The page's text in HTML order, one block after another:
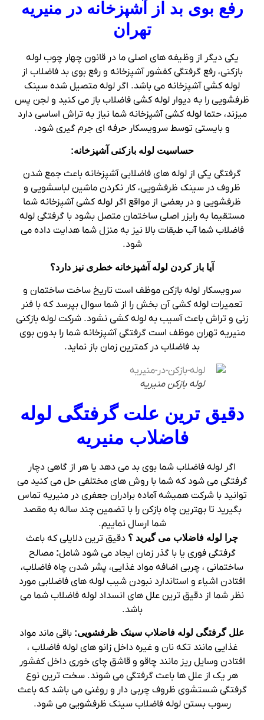
رفع بوی بد از آشپزخانه در منیریه
تهران
یکی دیگر از وظیفه های اصلی ما در قانون چهار چوب لوله
بازکنی، رفع گرفتگی کفشور آشپزخانه و رفع بوی بد فاضلاب از
لوله کشی آشپزخانه می باشد. اگر لوله متصیل شده سینک
ظرفشویی را به دیوار لوله کشی فاضلاب باز می کنید و لجن پس
میزند، حتما لوله کشی آشپزخانه شما نیاز به تراش اساسی دارد
و بایستی توسط سرویسکار حرفه ای جرم گیری شود.
حساسیت لوله بازکنی آشپزخانه:
گرفتگی یکی از لوله های فاضلابی آشپزخانه باعث جمع شدن
ظروف در سینک ظرفشویی، کار نکردن ماشین لباسشویی و
ظرفشویی و در بعضی از مواقع اگر لوله کشی آشپزخانه شما
مستقیما به رایزر اصلی ساختمان متصل بشود با گرفتگی لوله
فاضلاب شما آب طبقات بالا نیز به منزل شما هدایت داده می
شود.
آیا باز کردن لوله آشپزخانه خطری نیز دارد؟
سرویسکار لوله بازکن موظف است تاریخ ساخت ساختمان و
تعمیرات لوله کشی آن بخش را از شما سوال بپرسد که با فنر
زنی و تراش باعث آسیب به لوله کشی نشود. شرکت لوله بازکنی
منیریه تهران موظف است گرفتگی آشپزخانه شما را بدون بوی
بد فاضلاب در کمترین زمان باز نماید.
لوله بازکن منیریه
دقیق ترین علت گرفتگی لوله
فاضلاب منیریه
اگر لوله فاضلاب شما بوی بد می دهد یا هر از گاهی دچار
گرفتگی می شود که شما با روش های مختلفی حل می کنید می
توانید با شرکت همیشه آماده برادران جعفری در منیریه تماس
بگیرید تا بهترین چاه بازکن را با تضمین چند ساله به مقصد
شما ارسال نماییم.
چرا لوله فاضلاب می گیرید ؟ دقیق ترین دلایلی که باعث
گرفتگی فوری یا با گذر زمان ایجاد می شود شامل: مصالح
ساختمانی ، چربی اضافه مواد غذایی، پشر شدن چاه فاضلاب،
افتادن اشیاء و استاندارد نبودن شیب لوله های فاضلابی مورد
نظر شما از دقیق ترین علل های انسداد لوله فاضلاب شما می
باشد.
علل گرفتگی لوله فاضلاب سینک ظرفشویی: باقی ماند مواد
غذایی مانند تکه نان و غیره داخل زانو های لوله فاضلاب ،
افتادن وسایل ریز مانند چاقو و قاشق چای خوری داخل کفشور
هر یک از علل ها باعث گرفتگی می شوند. سخت ترین نوع
گرفتگی شستشوی ظروف چربی دار و روغنی می باشد که باعث
رسوب بستن لوله فاضلاب سینک ظرفشویی می شود.